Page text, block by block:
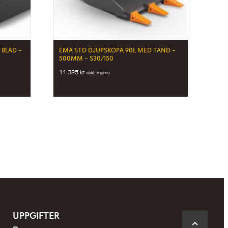
–
EMA STD DJUPSKOPA 90L MED TAND –
500MM – S30/150
11 325kr exkl. moms
UPPGIFTER